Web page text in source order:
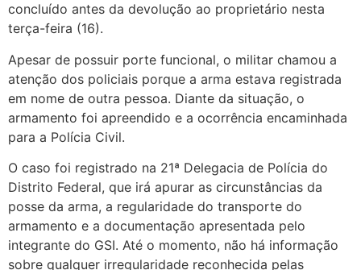
concluído antes da devolução ao proprietário nesta
terça-feira (16).
Apesar de possuir porte funcional, o militar chamou a
atenção dos policiais porque a arma estava registrada
em nome de outra pessoa. Diante da situação, o
armamento foi apreendido e a ocorrência encaminhada
para a Polícia Civil.
O caso foi registrado na 21ª Delegacia de Polícia do
Distrito Federal, que irá apurar as circunstâncias da
posse da arma, a regularidade do transporte do
armamento e a documentação apresentada pelo
integrante do GSI. Até o momento, não há informação
sobre qualquer irregularidade reconhecida pelas